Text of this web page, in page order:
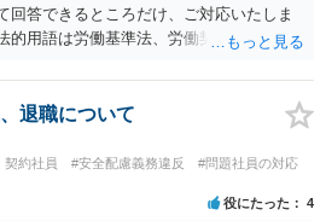
回答できるところだけ、ご対応いたしま
的用語は労働基準法、労働契約法上は存
人が退職を明確に拒否しているにもかか
職を強く求めることです。 職場のパワー
で働く者に対し、職務上の地位や人間関
景に、業務の適正な範囲を超えて、精神
場環境を悪化させる行為をいいます。
をもとにしながら、直接具体的なお話を
退職について
契約社員 #安全配慮義務違反
#問題社員の対応
役にたった 4